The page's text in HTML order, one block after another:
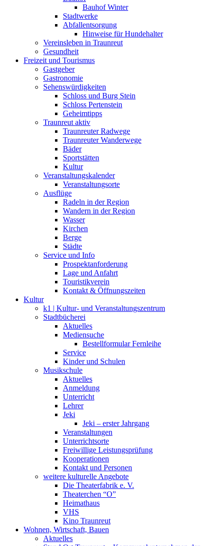
Bauhof Winter
Stadtwerke
Abfallentsorgung
Hinweise für Hundehalter
Vereinsleben in Traunreut
Gesundheit
Freizeit und Tourismus
Gastgeber
Gastronomie
Sehenswürdigkeiten
Schloss und Burg Stein
Schloss Pertenstein
Geheimtipps
Traunreut aktiv
Traunreuter Radwege
Traunreuter Wanderwege
Bäder
Sportstätten
Kultur
Veranstaltungskalender
Veranstaltungsorte
Ausflüge
Radeln in der Region
Wandern in der Region
Wasser
Kirchen
Berge
Städte
Service und Info
Prospektanforderung
Lage und Anfahrt
Touristikverein
Kontakt & Öffnungszeiten
Kultur
k1 | Kultur- und Veranstaltungszentrum
Stadtbücherei
Aktuelles
Mediensuche
Bestellformular Fernleihe
Service
Kinder und Schulen
Musikschule
Aktuelles
Anmeldung
Unterricht
Lehrer
Jeki
Jeki – erster Jahrgang
Veranstaltungen
Unterrichtsorte
Freiwillige Leistungsprüfung
Kooperationen
Kontakt und Personen
weitere kulturelle Angebote
Die Theaterfabrik e. V.
Theaterchen “O”
Heimathaus
VHS
Kino Traunreut
Wohnen, Wirtschaft, Bauen
Aktuelles